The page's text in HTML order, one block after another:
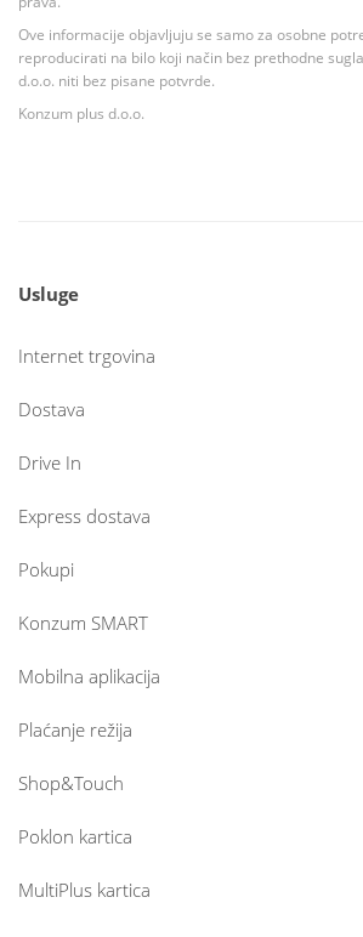
Ove informacije objavljuju se samo za osobne
reproducirati na bilo koji način bez prethodne
d.o.o. niti bez pisane potvrde.
Konzum plus d.o.o.
Usluge
Internet trgovina
Dostava
Drive In
Express dostava
Pokupi
Konzum SMART
Mobilna aplikacija
Plaćanje režija
Shop&Touch
Poklon kartica
MultiPlus kartica